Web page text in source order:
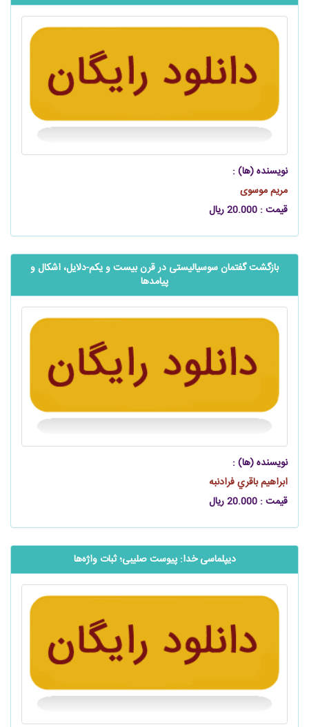
نویسنده (ها) :
مریم موسوی
قیمت : 20.000 ریال
بازگشت گفتمان سوسیالیستی در قرن بیست‌ و یکم-دلایل، اشکال و
پیامدها
نویسنده (ها) :
ابراهيم باقري فرادنبه
قیمت : 20.000 ریال
دیپلماسی خدا: پیوست صلیبی؛ ثبات واژه‌ها